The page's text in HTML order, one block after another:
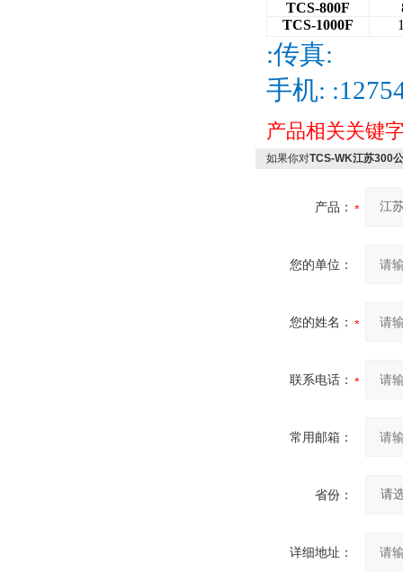
TCS-800F
TCS-1000F
:传真:
手机:
产品相关关键
如果你对TCS-WK江苏300
产品：
您的单位：
您的姓名：
联系电话：
常用邮箱：
省份：
详细地址：